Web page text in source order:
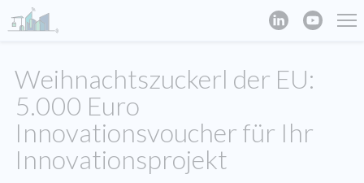
Weihnachtszuckerl der EU:
5.000 Euro
Innovationsvoucher für Ihr
Innovationsprojekt